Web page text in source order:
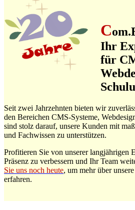
C
Ihr
für
Seit zwei Jahrzehnten bieten wir
den Bereichen CMS-Systeme,
sind stolz darauf, unsere Kunden mit
und Fachwissen zu unterstützen.
Profitieren Sie von unserer langjährigen
Präsenz zu verbessern und Ihr Team
Sie uns noch heute, um mehr über
erfahren.